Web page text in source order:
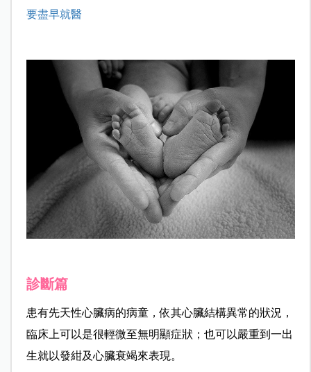
要盡早就醫
診斷篇
患有先天性心臟病的病童，依其心臟結構異常的狀況，
臨床上可以是很輕微至無明顯症狀；也可以嚴重到一出
生就以發紺及心臟衰竭來表現。